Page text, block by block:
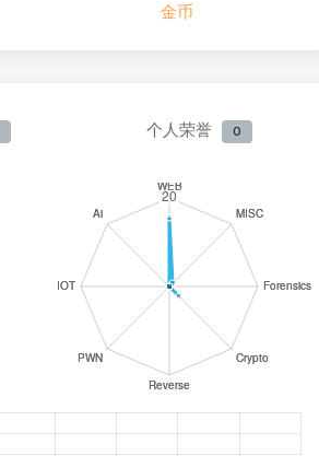
金币
个人荣誉 0